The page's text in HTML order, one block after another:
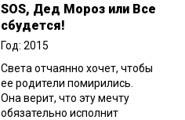
SOS, Дед Мороз или Все
сбудется!
Год: 2015
Света отчаянно хочет, чтобы
ее родители помирились.
Она верит, что эту мечту
обязательно исполнит